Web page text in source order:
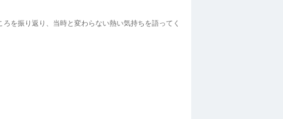
を振り返り、当時と変わらない熱い気持ちを語ってく